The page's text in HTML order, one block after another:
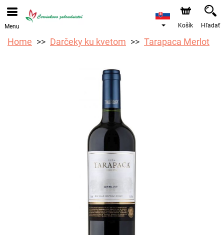
Objednávky prijímame prostredníctvom nášho e-shopu.
Najskorší možný termín doručenia je od 12.8.2026 z
Menu Košík Hľadať
Home Darčeky ku kvetom Tarapaca Merlot